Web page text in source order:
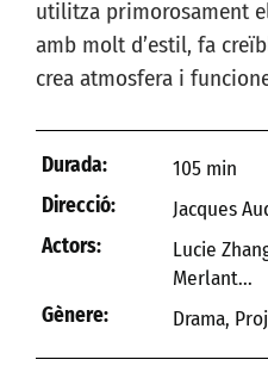
utilitza primorosament
amb molt d’estil, fa
crea atmosfera i
Durada:
105 min
Direcció:
Jacques
Actors:
Lucie
Merlant...
Gènere:
Drama,